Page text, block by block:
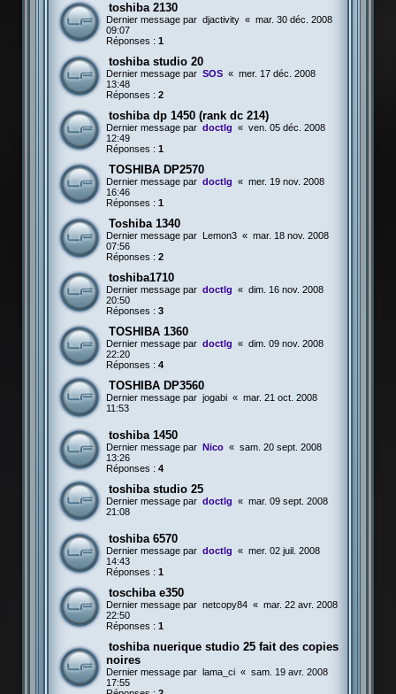
toshiba 2130
Dernier message par djactivity « mar. 30 déc. 2008
09:07
Réponses : 1
toshiba studio 20
Dernier message par SOS « mer. 17 déc. 2008
13:48
Réponses : 2
toshiba dp 1450 (rank dc 214)
Dernier message par doctlg « ven. 05 déc. 2008
12:49
Réponses : 1
TOSHIBA DP2570
Dernier message par doctlg « mer. 19 nov. 2008
16:46
Réponses : 1
Toshiba 1340
Dernier message par Lemon3 « mar. 18 nov. 2008
07:56
Réponses : 2
toshiba1710
Dernier message par doctlg « dim. 16 nov. 2008
20:50
Réponses : 3
TOSHIBA 1360
Dernier message par doctlg « dim. 09 nov. 2008
22:20
Réponses : 4
TOSHIBA DP3560
Dernier message par jogabi « mar. 21 oct. 2008
11:53
toshiba 1450
Dernier message par Nico « sam. 20 sept. 2008
13:26
Réponses : 4
toshiba studio 25
Dernier message par doctlg « mar. 09 sept. 2008
21:08
toshiba 6570
Dernier message par doctlg « mer. 02 juil. 2008
14:43
Réponses : 1
toschiba e350
Dernier message par netcopy84 « mar. 22 avr. 2008
22:50
Réponses : 1
toshiba nuerique studio 25 fait des copies
noires
Dernier message par lama_ci « sam. 19 avr. 2008
17:55